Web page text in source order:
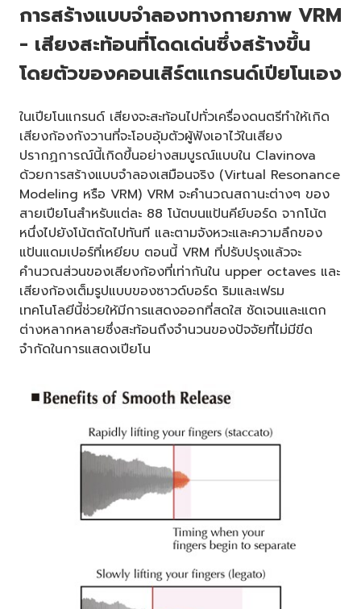
การสร้างแบบจำลองทางกายภาพ VRM
- เสียงสะท้อนที่โดดเด่นซึ่งสร้างขึ้น
โดยตัวของคอนเสิร์ตแกรนด์เปียโนเอง
ในเปียโนแกรนด์ เสียงจะสะท้อนไปทั่วเครื่องดนตรีทำให้เกิด
เสียงก้องกังวานที่จะโอบอุ้มตัวผู้ฟังเอาไว้ในเสียง
ปรากฏการณ์นี้เกิดขึ้นอย่างสมบูรณ์แบบใน Clavinova
ด้วยการสร้างแบบจำลองเสมือนจริง (Virtual Resonance
Modeling หรือ VRM) VRM จะคำนวณสถานะต่างๆ ของ
สายเปียโนสำหรับแต่ละ 88 โน้ตบนแป้นคีย์บอร์ด จากโน้ต
หนึ่งไปยังโน้ตถัดไปทันที และตามจังหวะและความลึกของ
แป้นแดมเปอร์ที่เหยียบ ตอนนี้ VRM ที่ปรับปรุงแล้วจะ
คำนวณส่วนของเสียงก้องที่เท่ากันใน upper octaves และ
เสียงก้องเต็มรูปแบบของซาวด์บอร์ด ริมและเฟรม
เทคโนโลยีนี้ช่วยให้มีการแสดงออกที่สดใส ชัดเจนและแตก
ต่างหลากหลายซึ่งสะท้อนถึงจำนวนของปัจจัยที่ไม่มีขีด
จำกัดในการแสดงเปียโน